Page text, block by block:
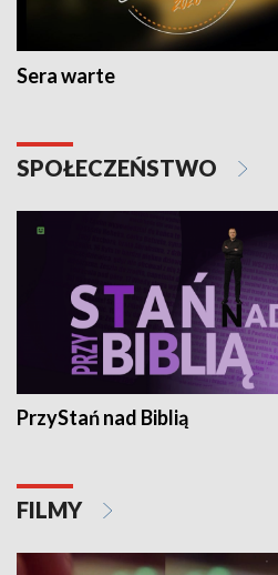
Sera warte
SPOŁECZEŃSTWO
PrzyStań nad Biblią
FILMY